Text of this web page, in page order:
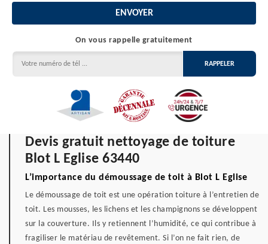
On vous rappelle gratuitement
Devis gratuit nettoyage de toiture
Blot L Eglise 63440
L’importance du démoussage de toit à Blot L Eglise
Le démoussage de toit est une opération toiture à l’entretien de
toit. Les mousses, les lichens et les champignons se développent
sur la couverture. Ils y retiennent l’humidité, ce qui contribue à
fragiliser le matériau de revêtement. Si l’on ne fait rien, de